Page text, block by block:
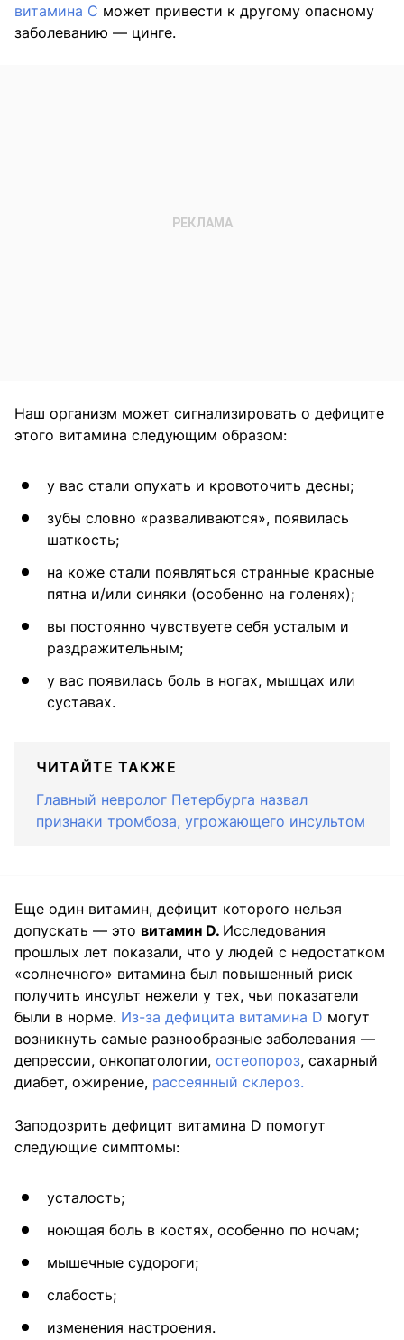
витамина С может привести к другому опасному
заболеванию — цинге.
Наш организм может сигнализировать о дефиците
этого витамина следующим образом:
у вас стали опухать и кровоточить десны;
зубы словно «разваливаются», появилась
шаткость;
на коже стали появляться странные красные
пятна и/или синяки (особенно на голенях);
вы постоянно чувствуете себя усталым и
раздражительным;
у вас появилась боль в ногах, мышцах или
суставах.
ЧИТАЙТЕ ТАКЖЕ
Главный невролог Петербурга назвал
признаки тромбоза, угрожающего инсультом
Еще один витамин, дефицит которого нельзя
допускать — это витамин D. Исследования
прошлых лет показали, что у людей с недостатком
«солнечного» витамина был повышенный риск
получить инсульт нежели у тех, чьи показатели
были в норме. Из-за дефицита витамина D могут
возникнуть самые разнообразные заболевания —
депрессии, онкопатологии, остеопороз, сахарный
диабет, ожирение, рассеянный склероз.
Заподозрить дефицит витамина D помогут
следующие симптомы:
усталость;
ноющая боль в костях, особенно по ночам;
мышечные судороги;
слабость;
изменения настроения.